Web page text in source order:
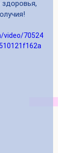
video/70524